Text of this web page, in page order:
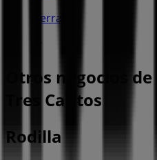
Cerrado
Otros negocios
Tres Cantos
Rodilla